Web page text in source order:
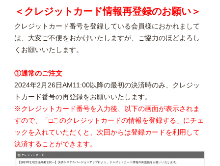
＜クレジットカード情報再登録のお願い＞
クレジットカード番号を登録している会員様におかれまして
は、大変ご不便をおかけいたしますが、ご協力のほどよろし
くお願いいたします。
①通常のご注文
2024年2月26日AM11:00以降の最初の決済時のみ、クレジッ
トカード番号の再登録をお願いいたします。
※クレジットカード番号を入力後、以下の画面が表示されま
すので、「□このクレジットカードの情報を登録する」にチェ
ックを入れていただくと、次回からは登録カードを利用して
決済することができます。